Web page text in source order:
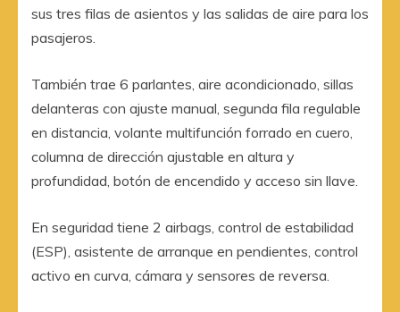
sus tres filas de asientos y las salidas de aire para los
pasajeros.
También trae 6 parlantes, aire acondicionado, sillas
delanteras con ajuste manual, segunda fila regulable
en distancia, volante multifunción forrado en cuero,
columna de dirección ajustable en altura y
profundidad, botón de encendido y acceso sin llave.
En seguridad tiene 2 airbags, control de estabilidad
(ESP), asistente de arranque en pendientes, control
activo en curva, cámara y sensores de reversa.